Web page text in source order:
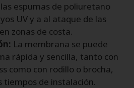
espumas de poliuretano
UV y a al ataque de las
zonas de costa.
La membrana se puede
rápida y sencilla, tanto con
como con rodillo o brocha,
tiempos de instalación.